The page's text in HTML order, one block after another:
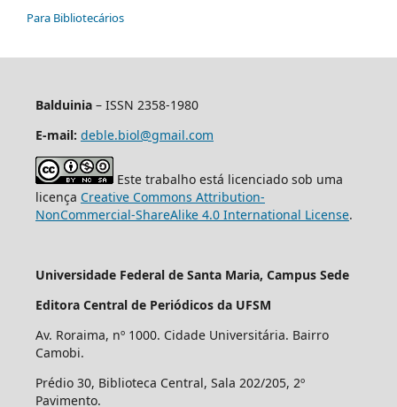
Para Bibliotecários
Balduinia – ISSN 2358-1980
E-mail: deble.biol@gmail.com
Este trabalho está licenciado sob uma
licença Creative Commons Attribution-
NonCommercial-ShareAlike 4.0 International License.
Universidade Federal de Santa Maria, Campus Sede
Editora Central de Periódicos da UFSM
Av. Roraima, nº 1000. Cidade Universitária. Bairro
Camobi.
Prédio 30, Biblioteca Central, Sala 202/205, 2º
Pavimento.